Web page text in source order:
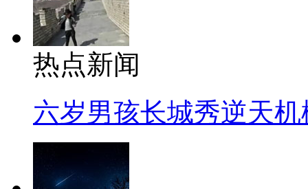
热点新闻
六岁男孩长城秀逆天机